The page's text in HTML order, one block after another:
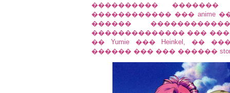
����������
������������ ��� anime
������
�������������� ���
�� Yumie ��� Heinkel, ��
������ ��� ��� ������